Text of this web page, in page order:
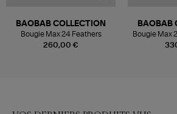
260,00 €
BAOBAB COLLECTION
Bougie Max 24 Feathers
BAOBAB
Bougie Max